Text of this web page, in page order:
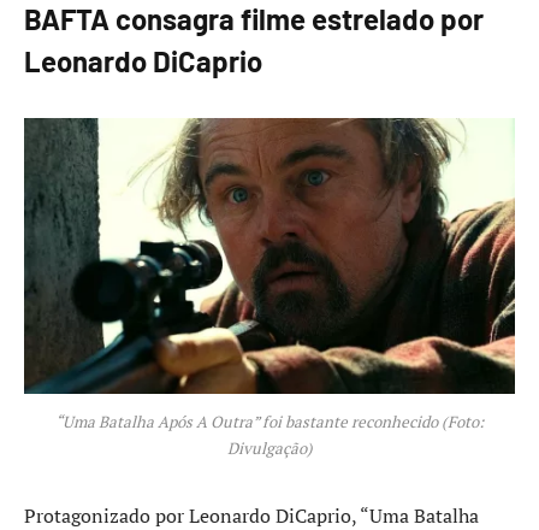
BAFTA consagra filme estrelado por
Leonardo DiCaprio
“Uma Batalha Após A Outra” foi bastante reconhecido (Foto:
Divulgação)
Protagonizado por Leonardo DiCaprio, “Uma Batalha